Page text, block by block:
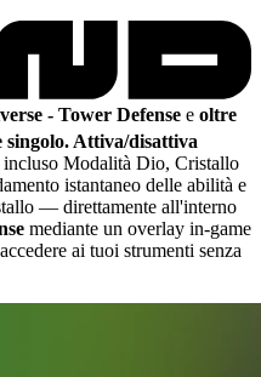
- Tower Defense e oltre
singolo. Attiva/disattiva
Modalità Dio, Cristallo
istantaneo delle abilità e
— direttamente all'interno
mediante un overlay in-game
ai tuoi strumenti senza